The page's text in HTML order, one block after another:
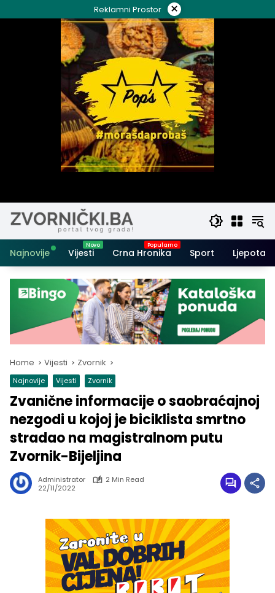
to
Reklamni Prostor ×
Najnovije Vijesti Crna Hronika Sport Ljepota i
Home Vijesti Zvornik
Najnovije Vijesti Zvornik
Zvanične informacije o saobraćajnoj
nezgodi u kojoj je biciklista smrtno
stradao na magistralnom putu
Zvornik-Bijeljina
Administrator
2 Min Read
22/11/2022